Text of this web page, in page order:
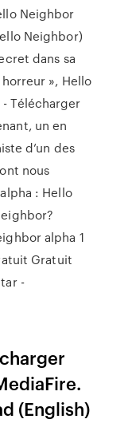
Neighbor
Neighbor)
dans sa
», Hello
Télécharger
un en
d’un des
nous
: Hello
alpha 1
Gratuit
-
(English)